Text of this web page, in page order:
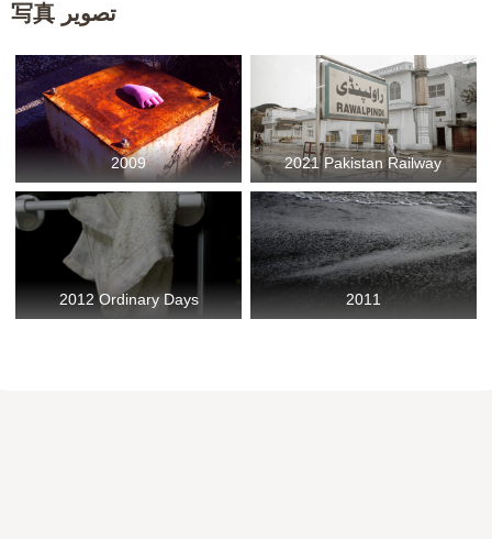
写真 تصویر
2009 2021 Pakistan Railway
2012 Ordinary Days 2011